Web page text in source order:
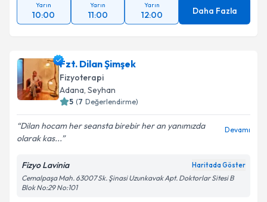
Takvim Talebini Gönder
Yarın
10:00
Yarın
11:00
Yarın
12:00 Daha Fazla
Fzt. Dilan Şimşek
Fizyoterapi
Adana, Seyhan
5 (7 Değerlendirme)
Dilan hocam her seansta birebir her an yanımızda
olarak kas...
Devamı
Fizyo Lavinia Haritada Göster
Cemalpaşa Mah. 63007 Sk. Şinasi Uzunkavak Apt. Doktorlar Sitesi B
Blok No:29 No:101